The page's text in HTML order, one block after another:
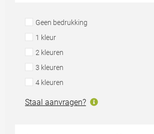
Geen bedrukking
1 kleur
2 kleuren
3 kleuren
4 kleuren
Staal aanvragen?